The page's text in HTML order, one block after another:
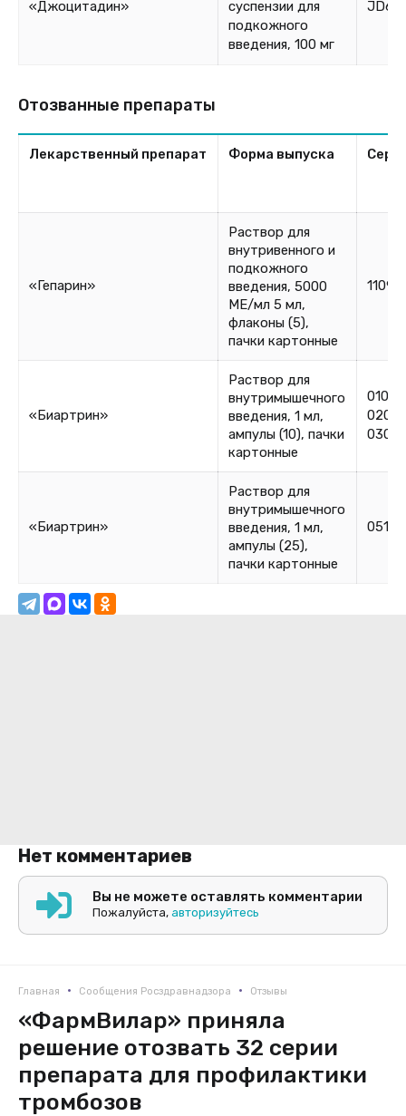
«Джоцитадин»
суспензии для
подкожного
введения, 100 мг
Отозванные препараты
Лекарственный препарат Форма выпуска
«Гепарин»
Раствор для
внутривенного и
подкожного
введения, 5000
МЕ/мл 5 мл,
флаконы (5),
пачки картонные
«Биартрин»
Раствор для
внутримышечного
введения, 1 мл,
ампулы (10), пачки
картонные
«Биартрин»
Раствор для
внутримышечного
введения, 1 мл,
ампулы (25),
пачки картонные
Нет комментариев
Вы не можете оставлять комментарии
Пожалуйста, авторизуйтесь
Главная • Сообщения Росздравнадзора • Отзывы
«ФармВилар» приняла
решение отозвать 32 серии
препарата для профилактики
тромбозов